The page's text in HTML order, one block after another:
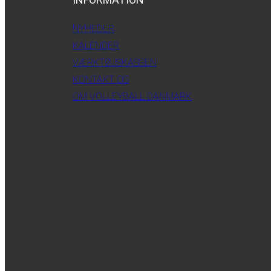
NYHEDER
KALENDER
VÆRKTØJSKASSEN
KONTAKT OS
OM VOLLEYBALL DANMARK